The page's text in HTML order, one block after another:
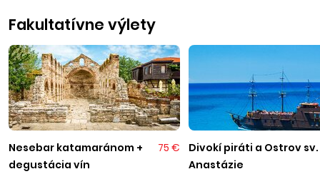
Menšie príjemné stredisko leží v prekrásnom Kitenskom
zálive, približne 60 kilometrov južne od Burgasu.
Návštevníkom učaruje krásnymi piesočnatými plážami
so skalnými útesmi, ktoré si obľúbili i milovníci potápania.
Pláže sú obkolesené množstvom borovicových lesov. K
príjemnej atmosfére Kitenu neodmysliteľne patria plážové
diskotéky, reštaurácie a kaviarničky, v centre strediska sa
Fakultatívne výlety
Nesebar katamaránom +
degustácia vín
75 €
Divokí piráti a Ostrov sv.
Anastázie